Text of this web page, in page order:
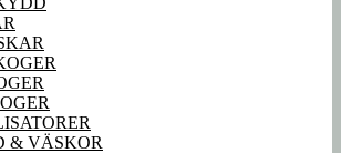
& VÄSKOR